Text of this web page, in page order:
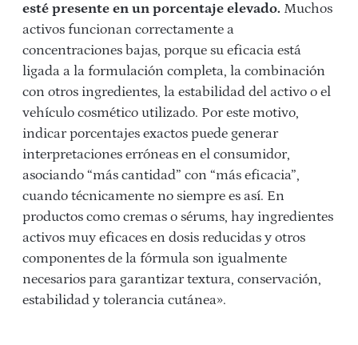
esté presente en un porcentaje elevado. Muchos
activos funcionan correctamente a
concentraciones bajas, porque su eficacia está
ligada a la formulación completa, la combinación
con otros ingredientes, la estabilidad del activo o el
vehículo cosmético utilizado. Por este motivo,
indicar porcentajes exactos puede generar
interpretaciones erróneas en el consumidor,
asociando “más cantidad” con “más eficacia”,
cuando técnicamente no siempre es así. En
productos como cremas o sérums, hay ingredientes
activos muy eficaces en dosis reducidas y otros
componentes de la fórmula son igualmente
necesarios para garantizar textura, conservación,
estabilidad y tolerancia cutánea».